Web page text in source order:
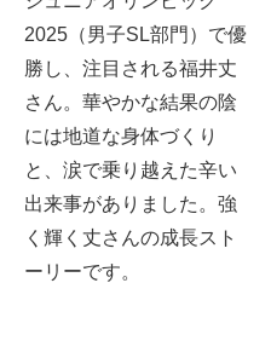
2025（男子SL部門）で優
勝し、注目される福井丈
さん。華やかな結果の陰
には地道な身体づくり
と、涙で乗り越えた辛い
出来事がありました。強
く輝く丈さんの成長スト
ーリーです。